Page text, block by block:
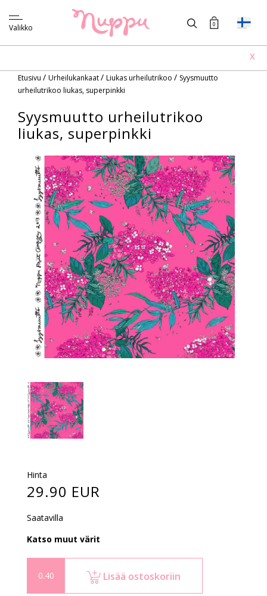
Valikko 0
X
Etusivu / Urheilukankaat/ Liukas urheilutrikoo / Syysmuutto
urheilutrikoo liukas, superpinkki
Syysmuutto urheilutrikoo
liukas, superpinkki
Hinta
29.90 EUR
Saatavilla
Katso muut värit
Lisää ostoskoriin